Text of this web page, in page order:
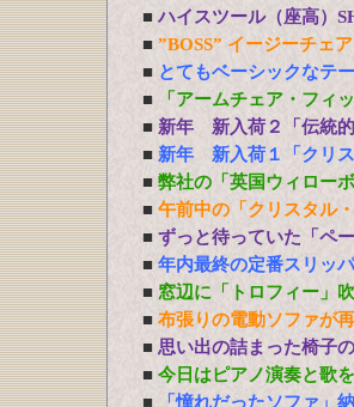
■ ハイスツール（座高）
■ ”BOSS” イージーチェ
■ とてもベーシックなテ
■
「アームチェア・フィ
■ 新年 新入荷２「伝統
■ 新年 新入荷１「クリ
■ 弊社の「英国ウィロー
■ 午前中の「クリスタル
■ ずっと待っていた「ペ
■ 年内最終の定番スリッ
■ 窓辺に「トロフィー」
■ 布張りの電動ソファが
■ 思い出の詰まった椅子
■ 今日はピアノ演奏と歌
■
「憧れだったソファ」